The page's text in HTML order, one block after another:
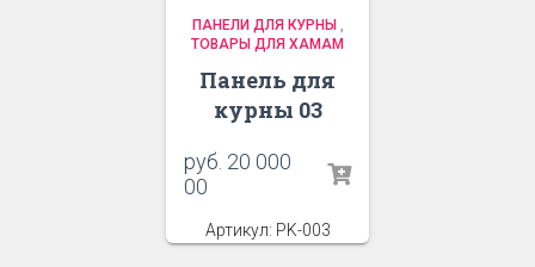
ПАНЕЛИ ДЛЯ КУРНЫ ,
ТОВАРЫ ДЛЯ ХАМАМ
Панель для
курны 03
руб. 20 000
00
Артикул: PK-003